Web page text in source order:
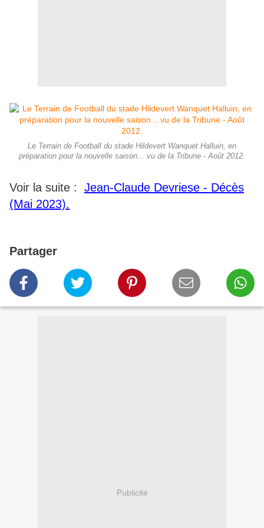
Le Terrain de Football du stade Hildevert Wanquet Halluin, en
préparation pour la nouvelle saison... vu de la Tribune - Août 2012.
Voir la suite : Jean-Claude Devriese - Décès
(Mai 2023).
Partager
Publicité